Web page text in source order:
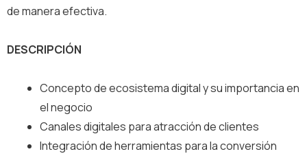
de manera efectiva.
DESCRIPCIÓN
Concepto de ecosistema digital y su importancia en
el negocio
Canales digitales para atracción de clientes
Integración de herramientas para la conversión